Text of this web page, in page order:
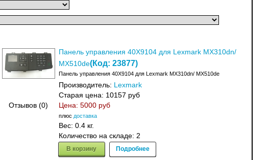
Отзывов (0)
Панель управления 40X9104 для Lexmark MX310dn/
MX510de(Код: 23877)
Панель управления 40X9104 для Lexmark MX310dn/ MX510de
Производитель: Lexmark
Старая цена: 10157 руб
Цена: 5000 руб
плюс доставка
Вес: 0.4 кг.
Количество на складе: 2
В корзину Подробнее